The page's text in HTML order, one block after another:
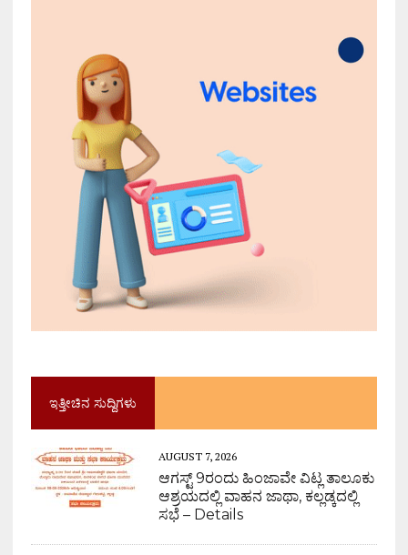
ಇತ್ತೀಚಿನ ಸುದ್ದಿಗಳು
AUGUST 7, 2026
ಆಗಸ್ಟ್ 9ರಂದು ಹಿಂಜಾವೇ ವಿಟ್ಲ ತಾಲೂಕು
ಆಶ್ರಯದಲ್ಲಿ ವಾಹನ ಜಾಥಾ, ಕಲ್ಲಡ್ಕದಲ್ಲಿ
ಸಭೆ – Details